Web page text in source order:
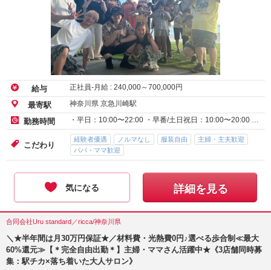
給与 正社員-月給 : 240,000～700,000円
最寄駅 神奈川県 京急川崎駅
勤務時間 ・平日：10:00〜22:00 ・早番/土日祝日：10:00〜20:00 …
こだわり
経験者優遇 ノルマなし 服装自由
主婦・主夫歓迎
パパ・ママ歓迎
気になる 詳細を見る
合同会社Uru standard／ricca/神奈川県
＼★半年間は月30万円保証★／材料費・光熱費0円♪選べる歩合制≪最大
60%還元≫【＊完全自由出勤＊】主婦・ママさん活躍中★《3店舗同時募
集：駅チカ×落ち着いた大人サロン》